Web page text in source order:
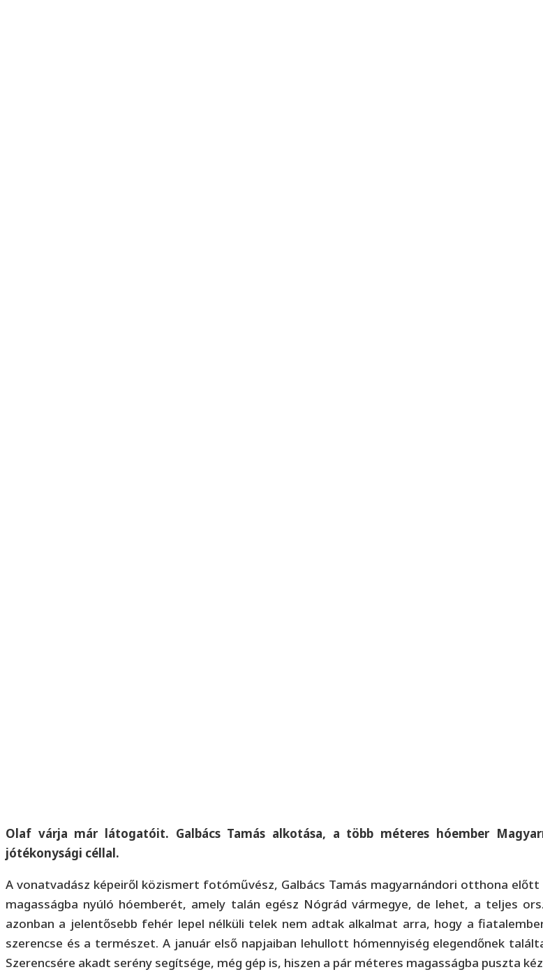
Olaf várja már látogatóit. Galbács Tamás alkotása, a több méteres hóember
jótékonysági céllal.
A vonatvadász képeiről közismert fotóművész, Galbács Tamás magyarnándori otthona
magasságba nyúló hóemberét, amely talán egész Nógrád vármegye, de lehet, a teljes
azonban a jelentősebb fehér lepel nélküli telek nem adtak alkalmat arra, hogy a
szerencse és a természet. A január első napjaiban lehullott hómennyiség elegendőnek
Szerencsére akadt serény segítsége, még gép is, hiszen a pár méteres magasságba puszta